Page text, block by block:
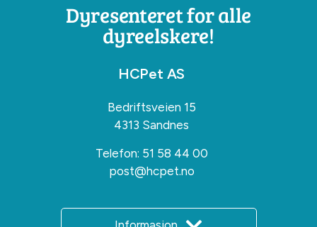
Dyresenteret for alle
dyreelskere!
HCPet AS
Bedriftsveien 15
4313 Sandnes
Telefon: 51 58 44 00
post@hcpet.no